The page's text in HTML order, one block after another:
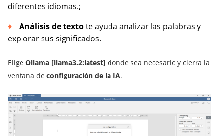
diferentes idiomas.;
Análisis de textote ayuda analizar las palabras y
explorar sus significados.
Elige Ollama [llama3.2:latest] donde sea necesario y cierra la
ventana de configuración de la IA.